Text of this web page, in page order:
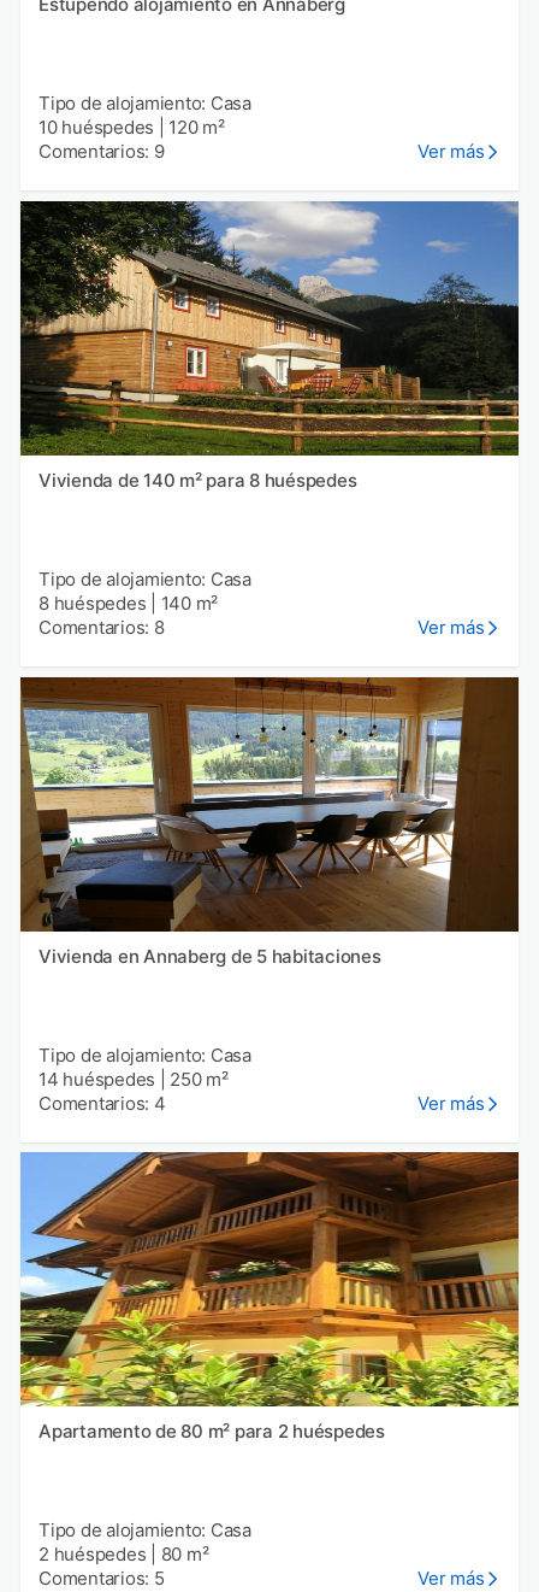
Tipo de alojamiento: Casa
10 huéspedes
120 m²
Comentarios: 9
Ver más
Vivienda de 140 m² para 8 huéspedes
Tipo de alojamiento: Casa
8 huéspedes
140 m²
Comentarios: 8
Ver más
Vivienda en Annaberg de 5 habitaciones
Tipo de alojamiento: Casa
14 huéspedes
250 m²
Comentarios: 4
Ver más
Apartamento de 80 m² para 2 huéspedes
Tipo de alojamiento: Casa
2 huéspedes
80 m²
Comentarios: 5
Ver más